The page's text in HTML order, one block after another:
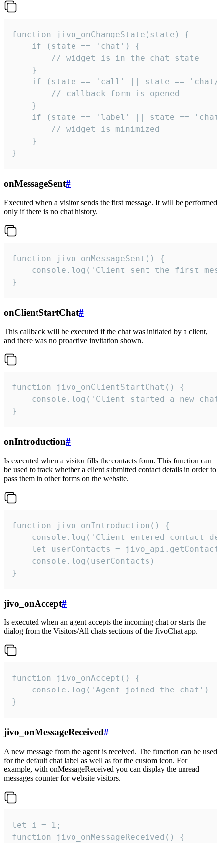
function jivo_onChangeState(state) {
    if (state == 'chat') {
        // widget is in the chat state
    }
if (state == 'call' || state ==
        // callback form is opened
    }
if (state == 'label' || state ==
        // widget is minimized
    }
}
onMessageSent#
Executed when a visitor sends the first message. It will be performed
only if there is no chat history.
function jivo_onMessageSent() {
console.log('Client sent the first
}
onClientStartChat#
This callback will be executed if the chat was initiated by a client,
and there was no proactive invitation shown.
function jivo_onClientStartChat() {
console.log('Client started a new
}
onIntroduction#
Is executed when a visitor fills the contacts form. This function can
be used to track whether a client submitted contact details in order to
pass them in other forms on the website.
function jivo_onIntroduction() {
console.log('Client entered contact
let userContacts =
    console.log(userContacts)
}
jivo_onAccept#
Is executed when an agent accepts the incoming chat or starts the
dialog from the Visitors/All chats sections of the JivoChat app.
function jivo_onAccept() {
}
jivo_onMessageReceived#
A new message from the agent is received. The function can be used
for the default chat label as well as for the custom icon. For
example, with onMessageReceived you can display the unread
messages counter for website visitors.
let i = 1;
function jivo_onMessageReceived() {